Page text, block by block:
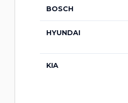
BOSCH
HYUNDAI
KIA